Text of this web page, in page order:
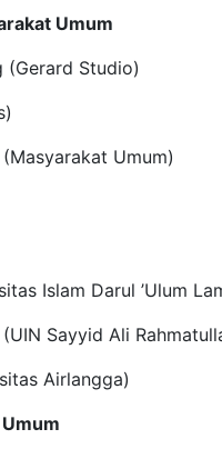
Umum
(Gerard Studio)
Umum)
Islam Darul ’Ulum
Sayyid Ali
Airlangga)